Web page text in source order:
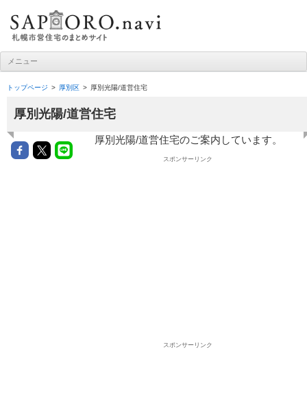
札幌市営住宅ナビ
メニュー
トップページ 厚別区 厚別光陽/道営住宅
厚別光陽/道営住宅
厚別光陽/道営住宅のご案内しています。
スポンサーリンク
スポンサーリンク